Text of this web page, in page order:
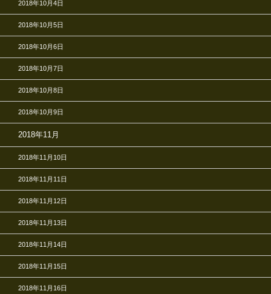
2018年10月4日
2018年10月5日
2018年10月6日
2018年10月7日
2018年10月8日
2018年10月9日
2018年11月
2018年11月10日
2018年11月11日
2018年11月12日
2018年11月13日
2018年11月14日
2018年11月15日
2018年11月16日